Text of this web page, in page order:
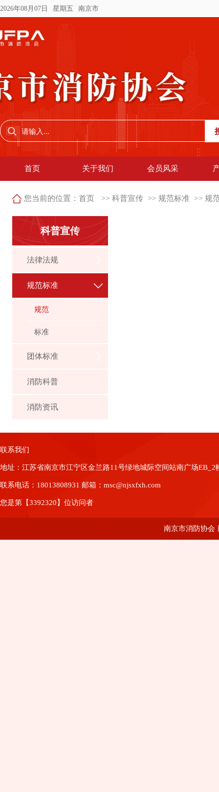
2026年08月07日 星期五 南京市
首页 关于我们 会员风采
您当前的位置： 首页 >> 科普宣传 >> 规范标准 >> 规
科普宣传
法律法规
规范标准
规范
标准
团体标准
消防科普
消防资讯
联系我们
地址：江苏省南京市江宁区金兰路11号绿地城际空间站南广场EB_2
联系电话：18013808931 邮箱：msc@njsxfxh.com
您是第【3392320】位访问者
南京市消防协会